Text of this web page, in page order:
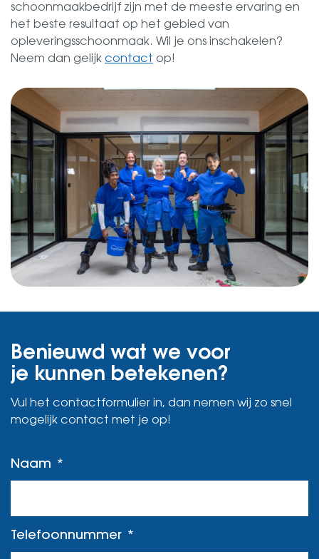
schoonmaakbedrijf zijn met de meeste ervaring en
het beste resultaat op het gebied van
opleveringsschoonmaak. Wil je ons inschakelen?
Neem dan gelijk contact op!
Benieuwd wat we voor
je kunnen betekenen?
Vul het contactformulier in, dan nemen wij zo snel
mogelijk contact met je op!
Naam
Telefoonnummer